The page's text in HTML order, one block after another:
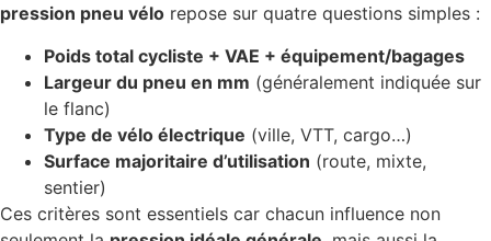
pression pneu vélo repose sur quatre questions simples :
Poids total cycliste + VAE + équipement/bagages
Largeur du pneu en mm (généralement indiquée sur
le flanc)
Type de vélo électrique (ville, VTT, cargo…)
Surface majoritaire d’utilisation (route, mixte,
sentier)
Ces critères sont essentiels car chacun influence non